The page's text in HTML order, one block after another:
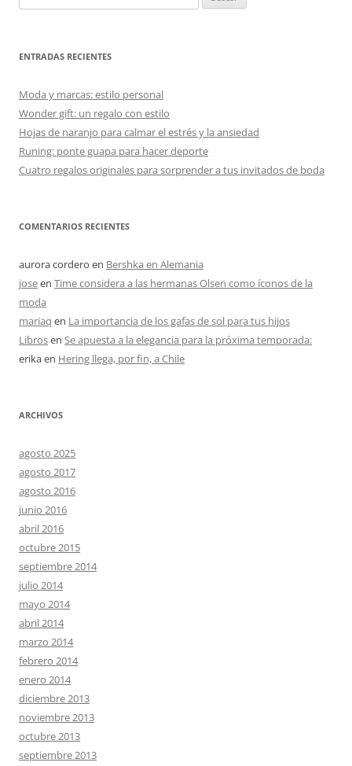
ENTRADAS RECIENTES
Moda y marcas: estilo personal
Wonder gift: un regalo con estilo
Hojas de naranjo para calmar el estrés y la ansiedad
Runing: ponte guapa para hacer deporte
Cuatro regalos originales para sorprender a tus invitados de boda
COMENTARIOS RECIENTES
aurora cordero en Bershka en Alemania
joseen Time considera a las hermanas Olsen como íconos de la
moda
mariaq en La importancia de los gafas de sol para tus hijos
Librosen Se apuesta a la elegancia para la próxima temporada:
erikaen Hering llega, por fin, a Chile
ARCHIVOS
agosto 2025
agosto 2017
agosto 2016
junio 2016
abril 2016
octubre 2015
septiembre 2014
julio 2014
mayo 2014
abril 2014
marzo 2014
febrero 2014
enero 2014
diciembre 2013
noviembre 2013
octubre 2013
septiembre 2013